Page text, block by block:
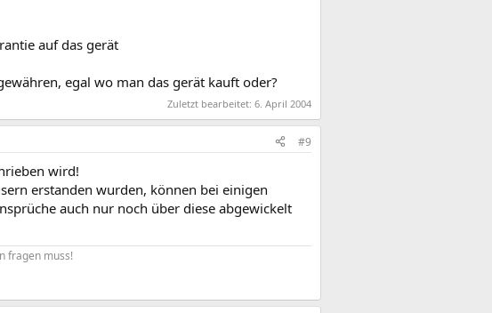
auf das gerät
egal wo man das gerät kauft oder?
Zuletzt bearbeitet: 6. April 2004
#9
wird!
erstanden wurden, können bei einigen
auch nur noch über diese abgewickelt
fragen muss!